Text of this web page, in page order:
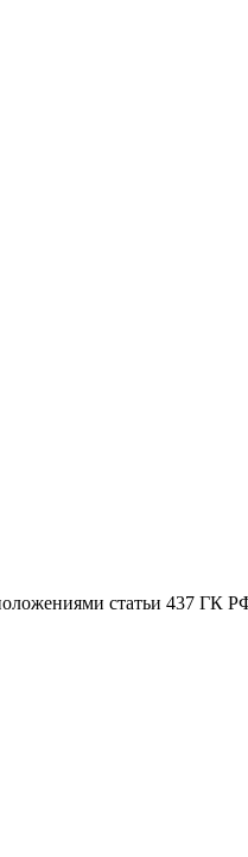
статьи 437 ГК